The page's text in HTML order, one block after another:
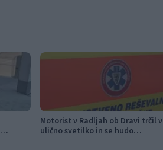
Motorist v Radljah ob Dravi trčil v
ulično svetilko in se hudo